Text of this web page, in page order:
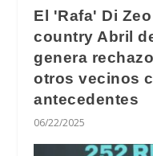
El 'Rafa' Di
country Abril
genera
otros vecinos
antecedentes
06/22/2025